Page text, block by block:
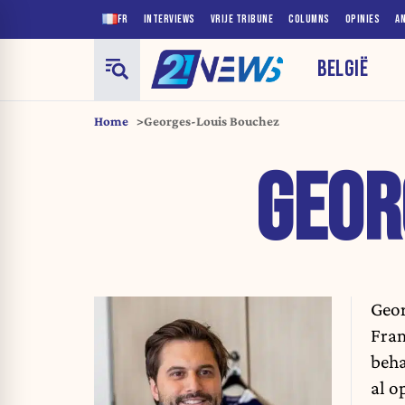
FR INTERVIEWS VRIJE TRIBUNE COLUMNS OPINIES
BELGIË
Home Georges-Louis Bouchez
al